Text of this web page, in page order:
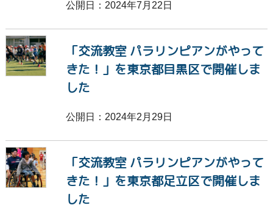
公開日：2024年7月22日
「交流教室 パラリンピアンがやって
きた！」を東京都目黒区で開催しま
した
公開日：2024年2月29日
「交流教室 パラリンピアンがやって
きた！」を東京都足立区で開催しま
した